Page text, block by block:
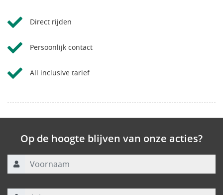
Direct rijden
Persoonlijk contact
All inclusive tarief
Op de hoogte blijven van onze acties?